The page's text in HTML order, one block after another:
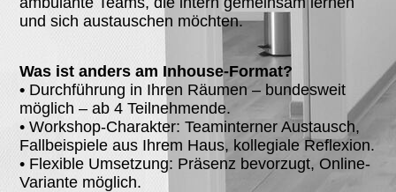
und sich austauschen möchten.
Was ist anders am Inhouse-Format?
• Durchführung in Ihren Räumen – bundesweit
möglich – ab 4 Teilnehmende.
• Workshop-Charakter: Teaminterner Austausch,
Fallbeispiele aus Ihrem Haus, kollegiale Reflexion.
• Flexible Umsetzung: Präsenz bevorzugt, Online-
Variante möglich.